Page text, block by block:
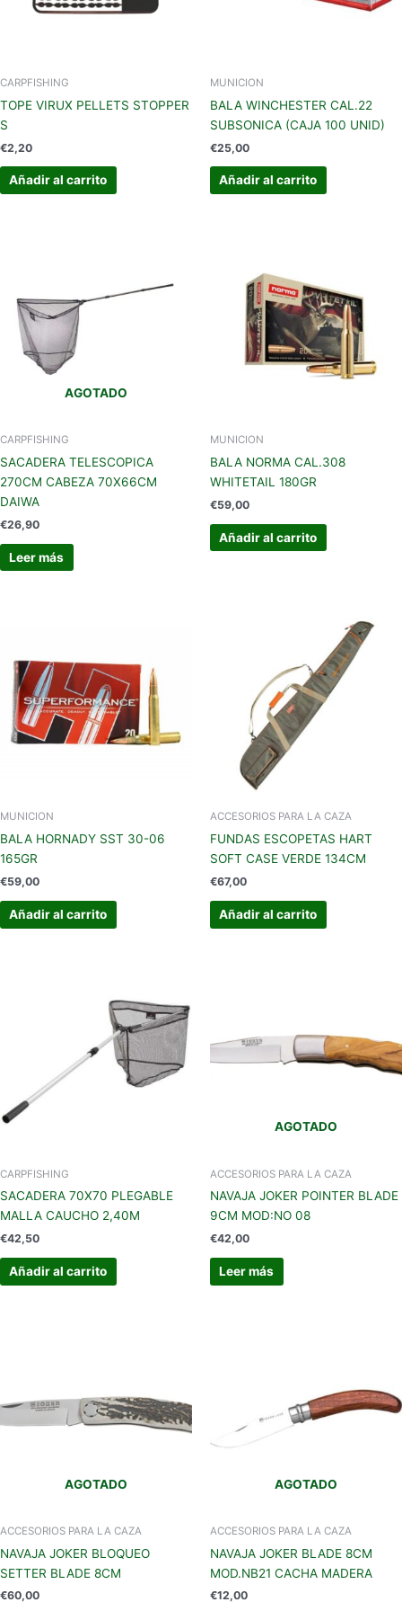
CARPFISHING
TOPE VIRUX PELLETS STOPPER
S
€2,20
Añadir al carrito
MUNICION
BALA WINCHESTER CAL.22
SUBSONICA (CAJA 100 UNID)
€25,00
Añadir al carrito
AGOTADO
CARPFISHING
SACADERA TELESCOPICA
270CM CABEZA 70X66CM
DAIWA
€26,90
Leer más
MUNICION
BALA NORMA CAL.308
WHITETAIL 180GR
€59,00
Añadir al carrito
MUNICION
BALA HORNADY SST 30-06
165GR
€59,00
Añadir al carrito
ACCESORIOS PARA LA CAZA
FUNDAS ESCOPETAS HART
SOFT CASE VERDE 134CM
€67,00
Añadir al carrito
CARPFISHING
SACADERA 70X70 PLEGABLE
MALLA CAUCHO 2,40M
€42,50
Añadir al carrito
AGOTADO
ACCESORIOS PARA LA CAZA
NAVAJA JOKER POINTER BLADE
9CM MOD:NO 08
€42,00
Leer más
AGOTADO
ACCESORIOS PARA LA CAZA
NAVAJA JOKER BLOQUEO
SETTER BLADE 8CM
€60,00
AGOTADO
ACCESORIOS PARA LA CAZA
NAVAJA JOKER BLADE 8CM
MOD.NB21 CACHA MADERA
€12,00